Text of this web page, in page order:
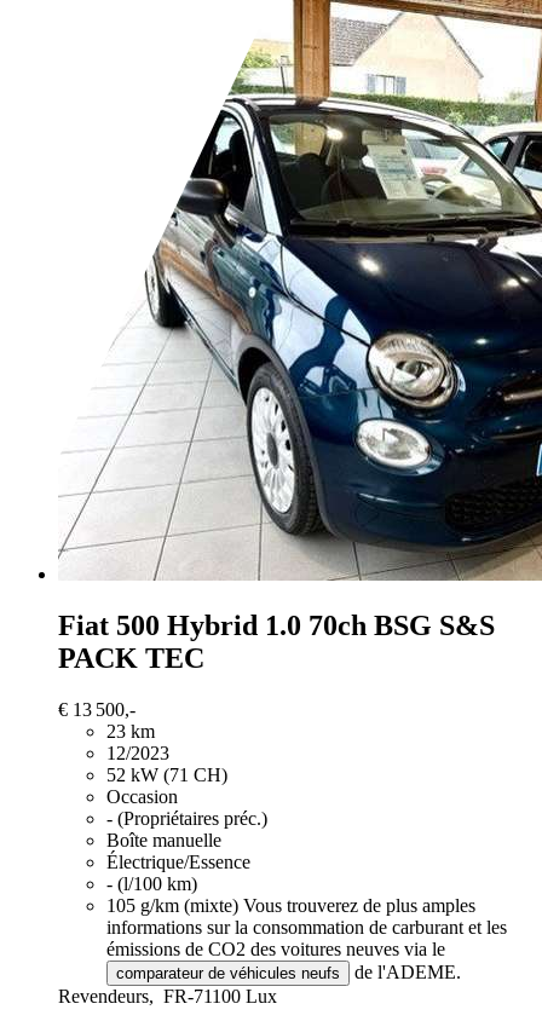
Fiat 500 Hybrid 1.0 70ch BSG S&S
PACK TEC
€ 13 500,-
23 km
12/2023
52 kW (71 CH)
Occasion
- (Propriétaires préc.)
Boîte manuelle
Électrique/Essence
- (l/100 km)
105 g/km (mixte) Vous trouverez de plus amples
informations sur la consommation de carburant et les
émissions de CO2 des voitures neuves via le
comparateur de véhicules neufs
de l'ADEME.
Revendeurs, FR-71100 Lux